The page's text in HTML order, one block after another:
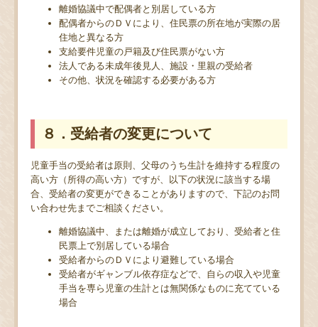
離婚協議中で配偶者と別居している方
配偶者からのＤＶにより、住民票の所在地が実際の居
住地と異なる方
支給要件児童の戸籍及び住民票がない方
法人である未成年後見人、施設・里親の受給者
その他、状況を確認する必要がある方
８．受給者の変更について
児童手当の受給者は原則、父母のうち生計を維持する程度の
高い方（所得の高い方）ですが、以下の状況に該当する場
合、受給者の変更ができることがありますので、下記のお問
い合わせ先までご相談ください。
離婚協議中、または離婚が成立しており、受給者と住
民票上で別居している場合
受給者からのＤＶにより避難している場合
受給者がギャンブル依存症などで、自らの収入や児童
手当を専ら児童の生計とは無関係なものに充てている
場合